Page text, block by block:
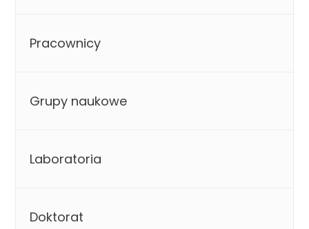
Pracownicy
Grupy naukowe
Laboratoria
Doktorat